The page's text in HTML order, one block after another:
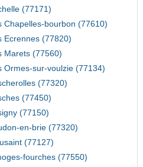
(77171)
Chapelles-bourbon (77610)
Ecrennes (77820)
Marets (77560)
Ormes-sur-voulzie (77134)
(77320)
(77450)
(77150)
en-brie (77320)
(77127)
fourches (77550)